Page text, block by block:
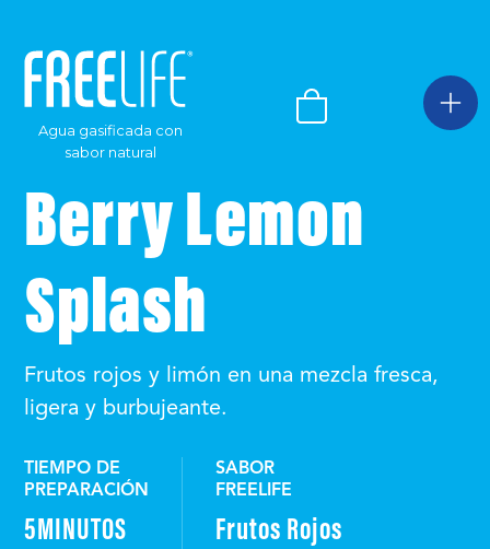
Agua gasificada con
sabor natural
Berry Lemon
Splash
Frutos rojos y limón en una mezcla fresca,
ligera y burbujeante.
TIEMPO DE
PREPARACIÓN
5MINUTOS
SABOR
FREELIFE
Frutos Rojos